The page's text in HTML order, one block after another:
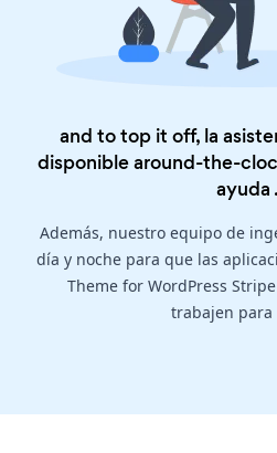
and to top it off, la
disponible around-the-
ayuda .
Además, nuestro equipo de
día y noche para que las
Theme for WordPress
trabajen para